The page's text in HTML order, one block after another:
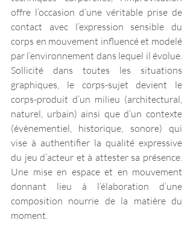
offre l’occasion d’une véritable prise de
contact avec l’expression sensible du
corps en mouvement influencé et modelé
par l’environnement dans lequel il évolue.
Sollicité dans toutes les situations
graphiques, le corps-sujet devient le
corps-produit d’un milieu (architectural,
naturel, urbain) ainsi que d’un contexte
(évènementiel, historique, sonore) qui
vise à authentifier la qualité expressive
du jeu d’acteur et à attester sa présence.
Une mise en espace et en mouvement
donnant lieu à l’élaboration d’une
composition nourrie de la matière du
moment.